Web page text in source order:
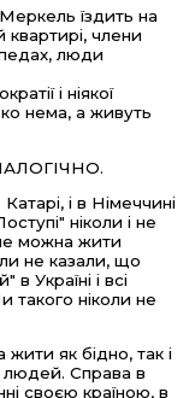
їздить на
члени
люди
і ніякої
нема, а живуть
і в Німеччині
ніколи і не
можна жити
не казали, що
Україні і всі
такого ніколи не
жити як бідно, так і
людей. Справа в
своєю країною, в